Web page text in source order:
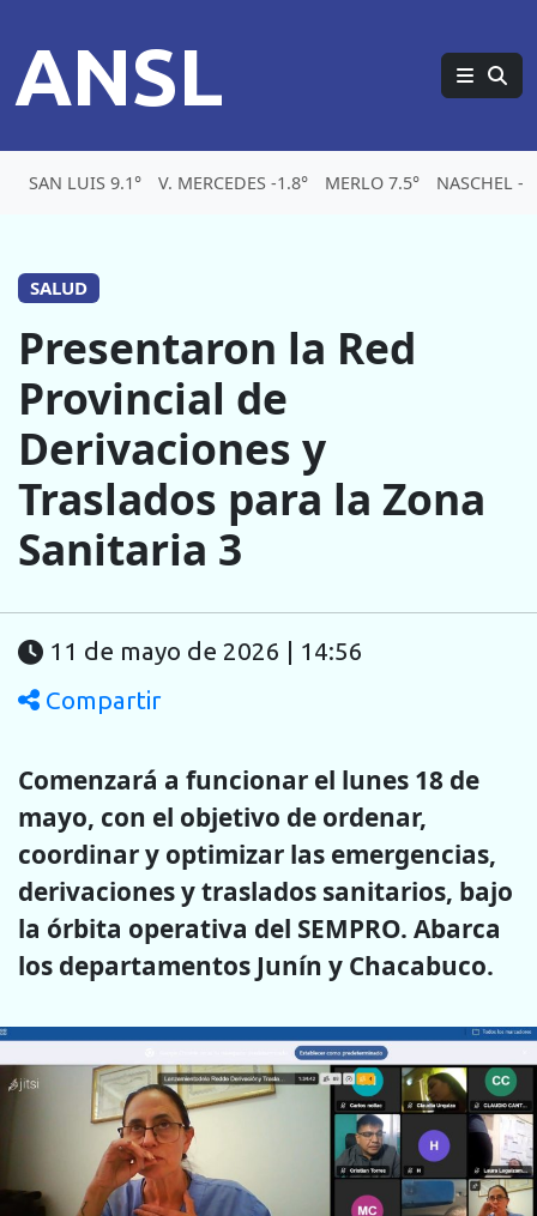
ANSL
SAN LUIS 9.1° V. MERCEDES -1.8° MERLO 7.5° NASCHEL -
SALUD
Presentaron la Red
Provincial de
Derivaciones y
Traslados para la Zona
Sanitaria 3
11 de mayo de 2026 | 14:56
Compartir
Comenzará a funcionar el lunes 18 de
mayo, con el objetivo de ordenar,
coordinar y optimizar las emergencias,
derivaciones y traslados sanitarios, bajo
la órbita operativa del SEMPRO. Abarca
los departamentos Junín y Chacabuco.